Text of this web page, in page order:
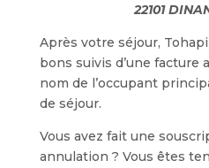
22101
Après votre séjour,
bons suivis d’une
nom de l’occupant
de séjour.
Vous avez fait une
annulation ? Vous êtes